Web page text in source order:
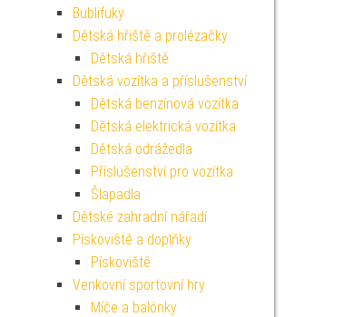
Bublifuky
Dětská hřiště a prolézačky
Dětská hřiště
Dětská vozítka a příslušenství
Dětská benzínová vozítka
Dětská elektrická vozítka
Dětská odrážedla
Příslušenství pro vozítka
Šlapadla
Dětské zahradní nářadí
Pískoviště a doplňky
Pískoviště
Venkovní sportovní hry
Míče a balónky